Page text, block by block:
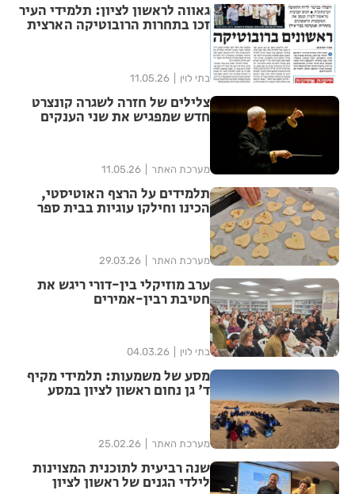
גאווה לראשון לציון: תלמידי העיר
זכו בתחרות הרובוטיקה הארצית
בתי לוין 11.05.26
צלילים של חזרה לשגרה קונצרט
חדש שמפגיש את שני הענקים
מערכת האתר 11.05.26
תלמידים על הרצף האוטיסטי,
הכינו וחילקו עוגיות בבית ספר
מערכת האתר 29.03.26
ערב מוזיקלי בין-דורי ריגש את
חטיבת רבין-אמירים
בתי לוין 04.03.26
מסע של משמעות: תלמידי מקיף
ד' גן נחום ראשון לציון במסע
מערכת האתר 25.02.26
שנה רביעית לתוכנית המצוינות
לילדי הגנים של ראשון לציון